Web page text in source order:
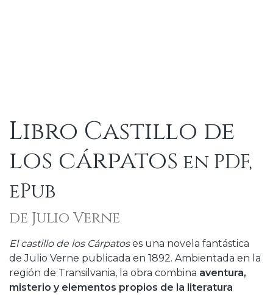
Libro Castillo de
los cárpatos en PDF,
ePub
de Julio Verne
El castillo de los Cárpatoses una novela fantástica
de Julio Verne publicada en 1892. Ambientada en la
región de Transilvania, la obra combina aventura,
misterio y elementos propios de la literatura